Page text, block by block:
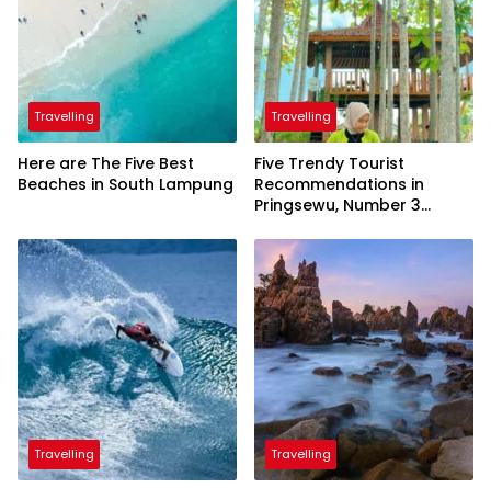
Travelling
Here are The Five Best
Beaches in South Lampung
Travelling
Five Trendy Tourist
Recommendations in
Pringsewu, Number 3
President
Travelling Travelling